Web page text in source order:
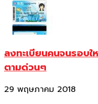
ลงทะเบียนคนจนรอบใ
ตามด่วนๆ
29 พฤษภาคม 2018